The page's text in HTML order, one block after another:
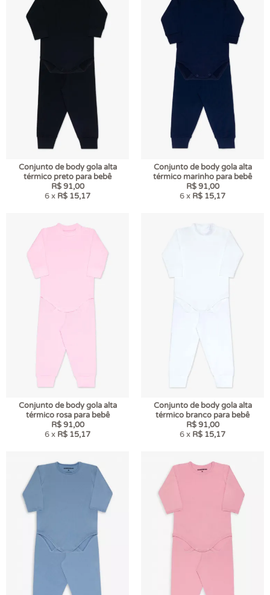
Conjunto de body gola alta
térmico preto para bebê
R$ 91,00
6 x R$ 15,17
Conjunto de body gola alta
térmico marinho para bebê
R$ 91,00
6 x R$ 15,17
Conjunto de body gola alta
térmico rosa para bebê
R$ 91,00
6 x R$ 15,17
Conjunto de body gola alta
térmico branco para bebê
R$ 91,00
6 x R$ 15,17